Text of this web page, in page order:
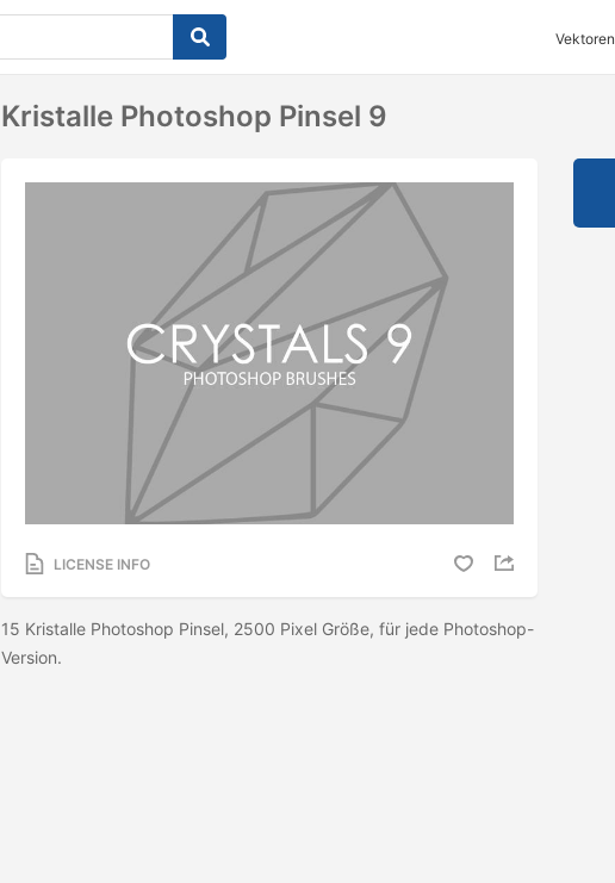
Vektoren
Kristalle Photoshop Pinsel 9
LICENSE INFO
15 Kristalle Photoshop Pinsel, 2500 Pixel Größe, für jede Photoshop-
Version.